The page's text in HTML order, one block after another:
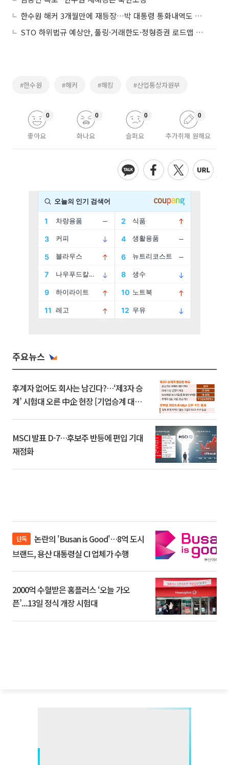
한수원 해커 3개월만에 재등장…박 대통령 통화내역도 해킹?
STO 하위법규 예상안, 풀링·거래한도·정형증권 로드맵 제시
#한수원 #해커 #해킹 #산업통상자원부
좋아요
0
화나요
0
슬퍼요
0
추가취재 원해요
0
주요뉴스
후계자 없어도 회사는 남긴다?…‘제3자 승
계’ 시험대 오른 中企 현장 [기업승계 대전
MSCI 발표 D-7…후보주 반등에 편입 기대
재점화
단독
브랜드, 용산 대통령실 CI 업체가 수행
2000억 수혈받은 홈플러스 ‘오늘 가오
픈’...13일 정식 개장 시험대